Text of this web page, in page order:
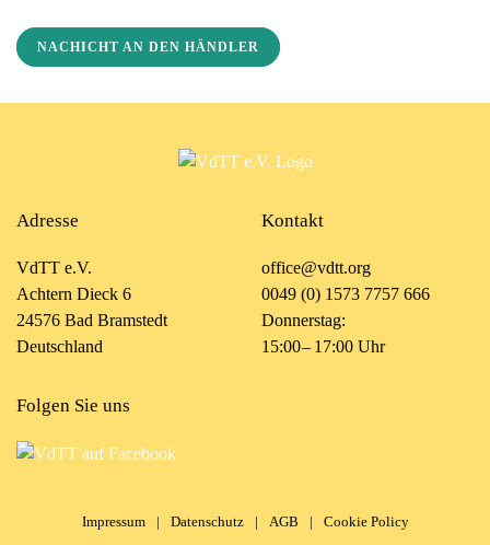
NACHICHT AN DEN HÄNDLER
Adresse
VdTT e.V.
Achtern Dieck 6
24576 Bad Bramstedt
Deutschland
Kontakt
office@vdtt.org
0049 (0) 1573 7757 666
Donnerstag:
15:00 – 17:00 Uhr
Folgen Sie uns
Impressum | Datenschutz | AGB | Cookie Policy